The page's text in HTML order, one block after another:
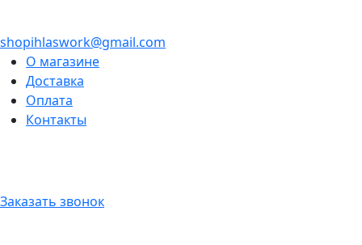
shopihlaswork@gmail.com
О магазине
Доставка
Оплата
Контакты
Заказать звонок